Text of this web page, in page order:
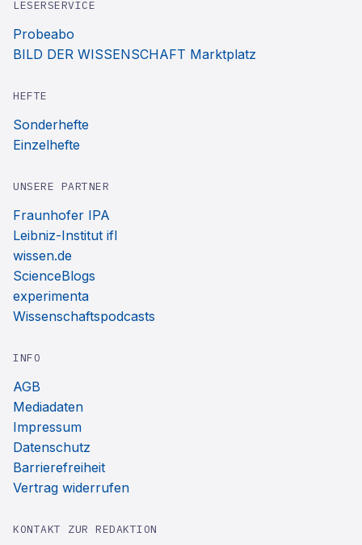
LESERSERVICE
Probeabo
BILD DER WISSENSCHAFT Marktplatz
HEFTE
Sonderhefte
Einzelhefte
UNSERE PARTNER
Fraunhofer IPA
Leibniz-Institut ifl
wissen.de
ScienceBlogs
experimenta
Wissenschaftspodcasts
INFO
AGB
Mediadaten
Impressum
Datenschutz
Barrierefreiheit
Vertrag widerrufen
KONTAKT ZUR REDAKTION